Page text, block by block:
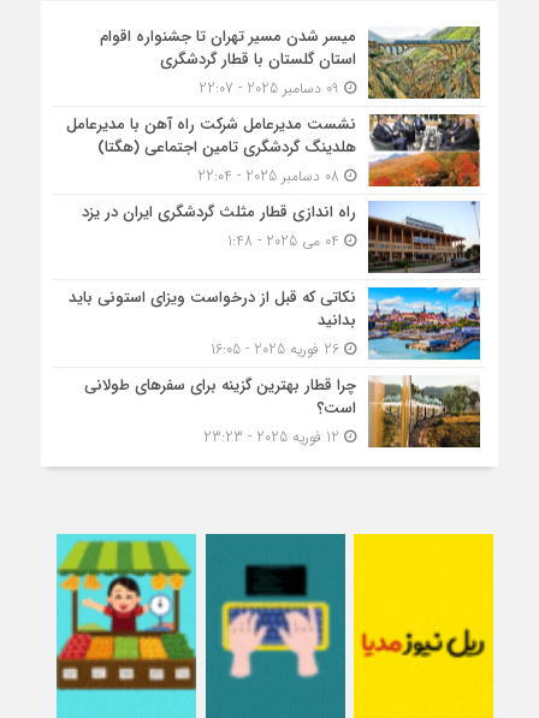
میسر شدن مسیر تهران تا جشنواره اقوام
استان گلستان با قطار گردشگری
نشست مدیرعامل شرکت راه آهن با مدیرعامل
هلدینگ گردشگری تامین اجتماعی (هگتا)
راه اندازی قطار مثلث گردشگری ایران در یزد
نکاتی که قبل از درخواست ویزای استونی باید
بدانید
26 فوریه 2025 - 16:05
چرا قطار بهترین گزینه برای سفرهای طولانی
است؟